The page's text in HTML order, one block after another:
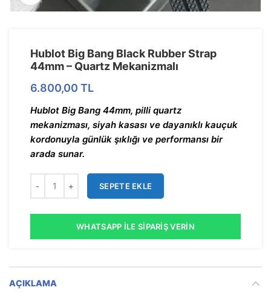
Hublot Big Bang Black Rubber Strap
44mm – Quartz Mekanizmalı
6.800,00 TL
Hublot Big Bang 44mm, pilli quartz
mekanizması, siyah kasası ve dayanıklı kauçuk
kordonuyla günlük şıklığı ve performansı bir
arada sunar.
SEPETE EKLE
WHATSAPP İLE SIPARIŞ VERIN
AÇIKLAMA